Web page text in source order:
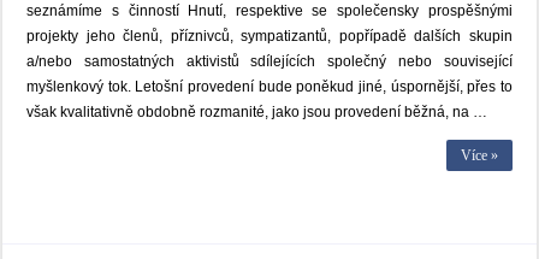
seznámíme s činností Hnutí, respektive se společensky prospěšnými
projekty jeho členů, příznivců, sympatizantů, popřípadě dalších skupin
a/nebo samostatných aktivistů sdílejících společný nebo související
myšlenkový tok. Letošní provedení bude poněkud jiné, úspornější, přes to
však kvalitativně obdobně rozmanité, jako jsou provedení běžná, na …
Více »